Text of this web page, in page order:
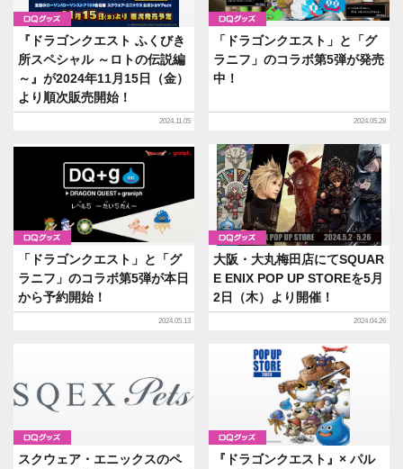
グッズ
『ドラゴンクエスト ふくびき
所スペシャル ～ロトの伝説編
～』が2024年11月15日（金）
より順次販売開始！
2024.11.05
グッズ
「ドラゴンクエスト」と「グ
ラニフ」のコラボ第5弾が発売
中！
2024.05.28
グッズ
「ドラゴンクエスト」と「グ
ラニフ」のコラボ第5弾が本日
から予約開始！
2024.05.13
グッズ
大阪・大丸梅田店にてSQUAR
E ENIX POP UP STOREを5月
2日（木）より開催！
2024.04.26
スクウェア・エニックスのペ
グッズ
『ドラゴンクエスト』× パル